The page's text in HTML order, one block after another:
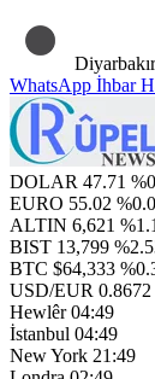
Diyarbakır
WhatsApp İhbar
DOLAR 47.71
EURO 55.02
ALTIN 6,621
BIST 13,799
BTC $64,333
USD/EUR 0.8672
Hewlêr 04:49
İstanbul 04:49
New York 21:49